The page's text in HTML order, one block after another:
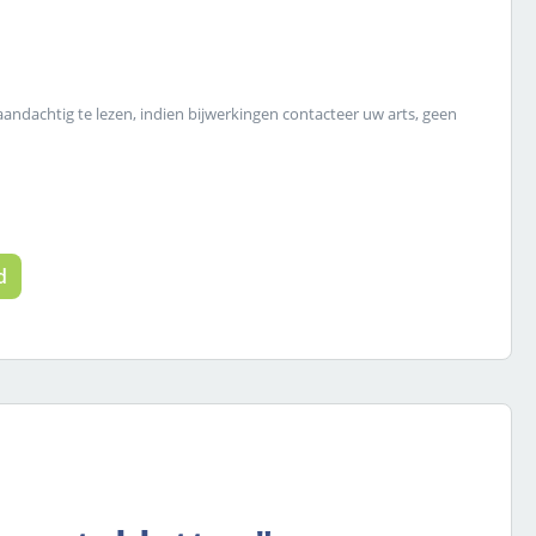
te lezen, indien bijwerkingen contacteer uw arts, geen
de gewenste hoeveelheid in of